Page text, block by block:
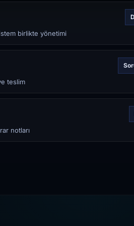
birlikte yönetimi
teslim
notları